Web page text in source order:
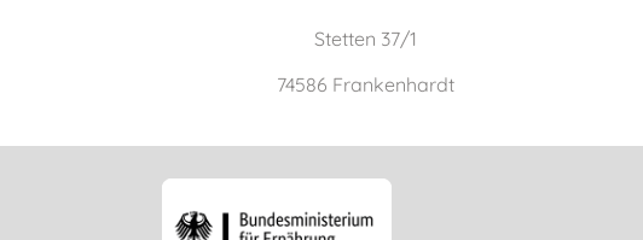
Stetten 37/1
74586 Frankenhardt